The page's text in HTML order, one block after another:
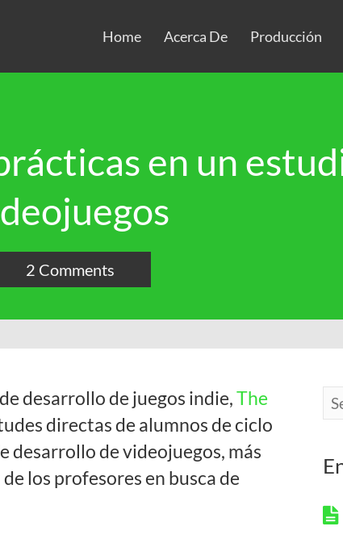
Home Acerca De Producción
en un
2 Comments
desarrollo de juegos indie,The
directas de alumnos de ciclo
desarrollo de videojuegos, más
los profesores en busca de